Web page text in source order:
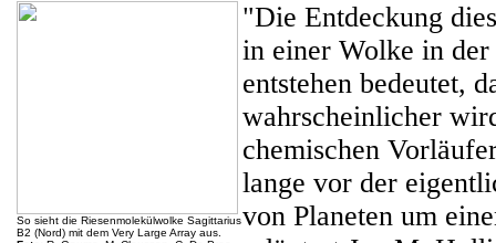
So sieht die Riesenmolekülwolke Sagittarius
B2 (Nord) mit dem Very Large Array aus.
"Die Entdeckung
in einer Wolke in der
entstehen bedeutet,
wahrscheinlicher
chemischen
lange vor der
von Planeten um